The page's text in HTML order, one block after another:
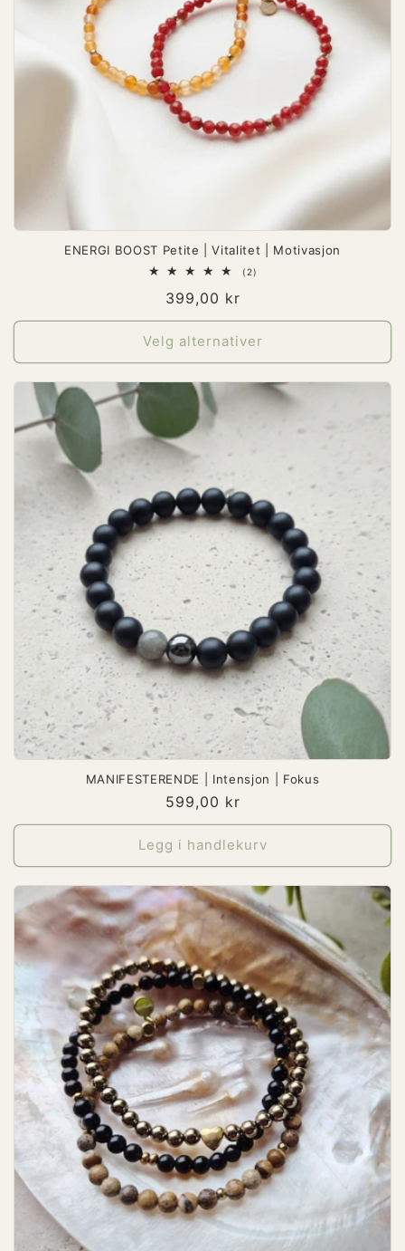
ENERGI BOOST Petite | Vitalitet | Motivasjon
(2)
Vanlig
pris
399,00 kr
Velg alternativer
MANIFESTERENDE | Intensjon | Fokus
Vanlig
pris
599,00 kr
Legg i handlekurv